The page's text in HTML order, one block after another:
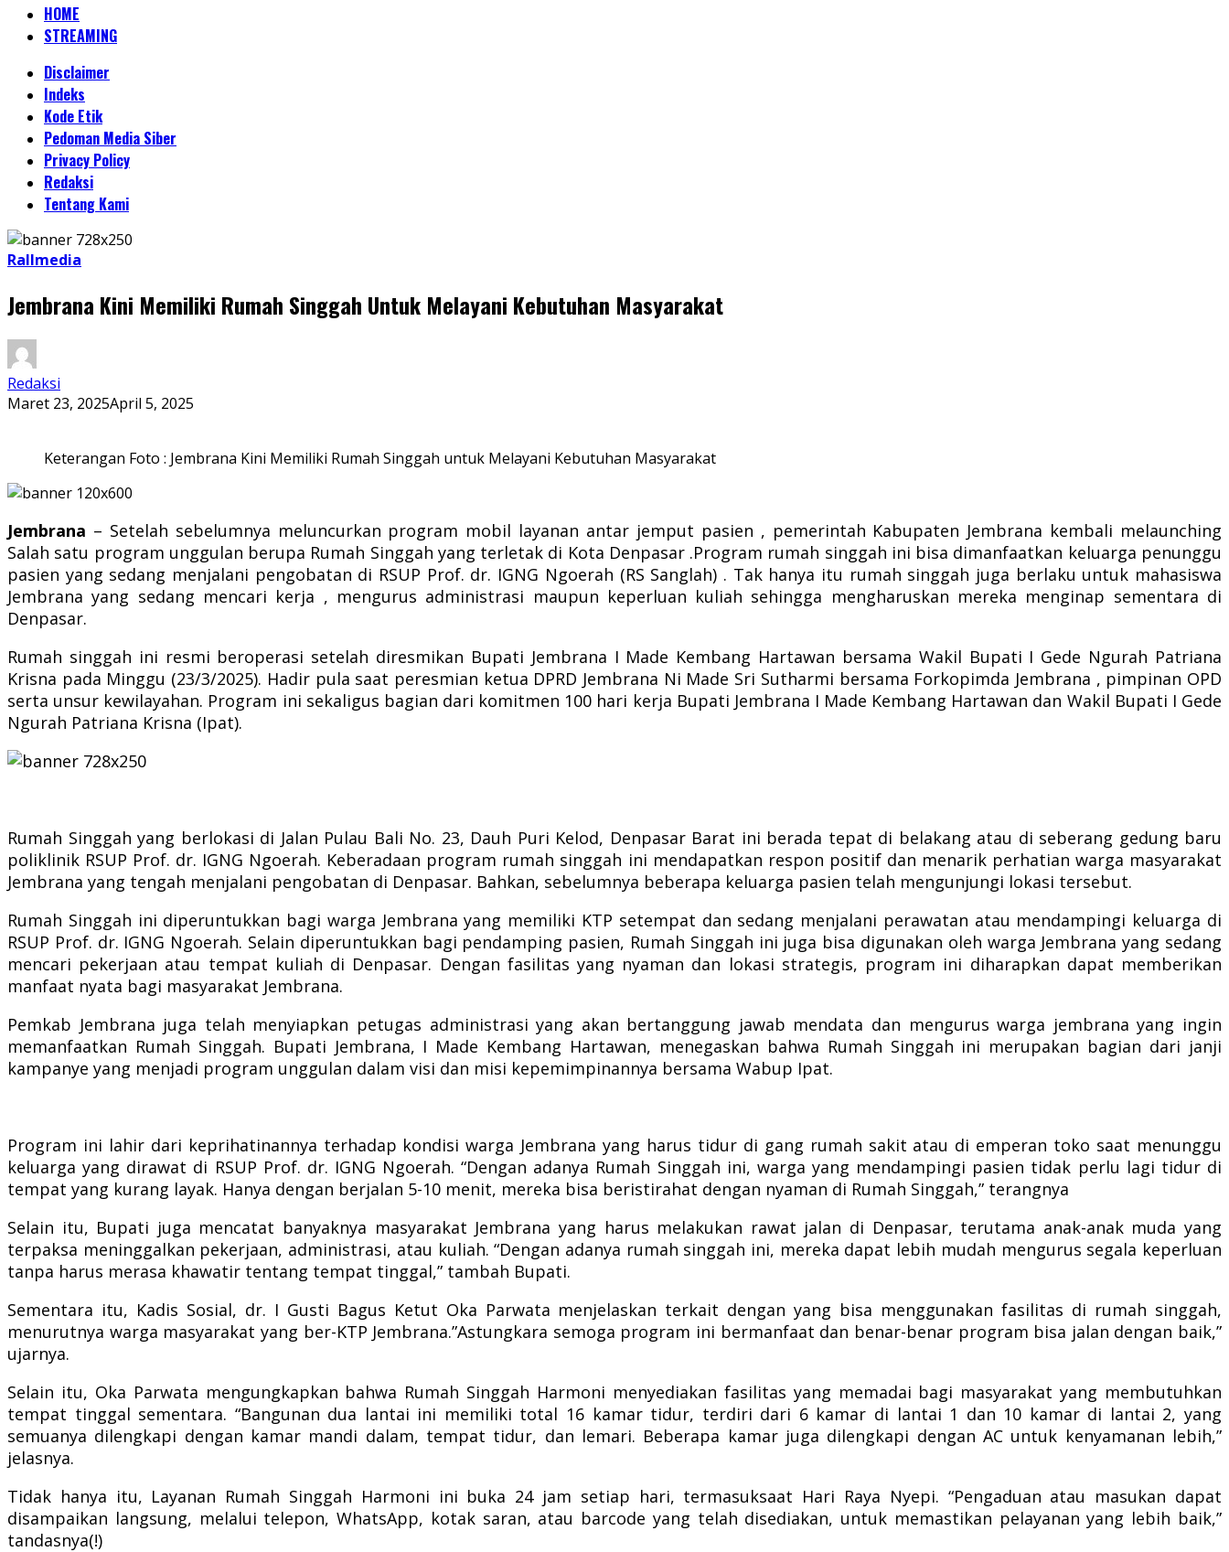
HOME
STREAMING
Disclaimer
Indeks
Kode Etik
Pedoman Media Siber
Privacy Policy
Redaksi
Tentang Kami
Rallmedia
Jembrana Kini Memiliki Rumah Singgah Untuk Melayani Kebutuhan Masyarakat
Redaksi
Maret 23, 2025April 5, 2025
Keterangan Foto : Jembrana Kini Memiliki Rumah Singgah untuk Melayani Kebutuhan Masyarakat
Jembrana – Setelah sebelumnya meluncurkan program mobil layanan antar jemput pasien , pemerintah Kabupaten Jembrana kembali melaunching
Salah satu program unggulan berupa Rumah Singgah yang terletak di Kota Denpasar .Program rumah singgah ini bisa dimanfaatkan keluarga penunggu
pasien yang sedang menjalani pengobatan di RSUP Prof. dr. IGNG Ngoerah (RS Sanglah) . Tak hanya itu rumah singgah juga berlaku untuk mahasiswa
Jembrana yang sedang mencari kerja , mengurus administrasi maupun keperluan kuliah sehingga mengharuskan mereka menginap sementara di
Denpasar.
Rumah singgah ini resmi beroperasi setelah diresmikan Bupati Jembrana I Made Kembang Hartawan bersama Wakil Bupati I Gede Ngurah Patriana
Krisna pada Minggu (23/3/2025). Hadir pula saat peresmian ketua DPRD Jembrana Ni Made Sri Sutharmi bersama Forkopimda Jembrana , pimpinan OPD
serta unsur kewilayahan. Program ini sekaligus bagian dari komitmen 100 hari kerja Bupati Jembrana I Made Kembang Hartawan dan Wakil Bupati I Gede
Ngurah Patriana Krisna (Ipat).
Rumah Singgah yang berlokasi di Jalan Pulau Bali No. 23, Dauh Puri Kelod, Denpasar Barat ini berada tepat di belakang atau di seberang gedung baru
poliklinik RSUP Prof. dr. IGNG Ngoerah. Keberadaan program rumah singgah ini mendapatkan respon positif dan menarik perhatian warga masyarakat
Jembrana yang tengah menjalani pengobatan di Denpasar. Bahkan, sebelumnya beberapa keluarga pasien telah mengunjungi lokasi tersebut.
Rumah Singgah ini diperuntukkan bagi warga Jembrana yang memiliki KTP setempat dan sedang menjalani perawatan atau mendampingi keluarga di
RSUP Prof. dr. IGNG Ngoerah. Selain diperuntukkan bagi pendamping pasien, Rumah Singgah ini juga bisa digunakan oleh warga Jembrana yang sedang
mencari pekerjaan atau tempat kuliah di Denpasar. Dengan fasilitas yang nyaman dan lokasi strategis, program ini diharapkan dapat memberikan
manfaat nyata bagi masyarakat Jembrana.
Pemkab Jembrana juga telah menyiapkan petugas administrasi yang akan bertanggung jawab mendata dan mengurus warga jembrana yang ingin
memanfaatkan Rumah Singgah. Bupati Jembrana, I Made Kembang Hartawan, menegaskan bahwa Rumah Singgah ini merupakan bagian dari janji
kampanye yang menjadi program unggulan dalam visi dan misi kepemimpinannya bersama Wabup Ipat.
Program ini lahir dari keprihatinannya terhadap kondisi warga Jembrana yang harus tidur di gang rumah sakit atau di emperan toko saat menunggu
keluarga yang dirawat di RSUP Prof. dr. IGNG Ngoerah. “Dengan adanya Rumah Singgah ini, warga yang mendampingi pasien tidak perlu lagi tidur di
tempat yang kurang layak. Hanya dengan berjalan 5-10 menit, mereka bisa beristirahat dengan nyaman di Rumah Singgah,” terangnya
Selain itu, Bupati juga mencatat banyaknya masyarakat Jembrana yang harus melakukan rawat jalan di Denpasar, terutama anak-anak muda yang
terpaksa meninggalkan pekerjaan, administrasi, atau kuliah. “Dengan adanya rumah singgah ini, mereka dapat lebih mudah mengurus segala keperluan
tanpa harus merasa khawatir tentang tempat tinggal,” tambah Bupati.
Sementara itu, Kadis Sosial, dr. I Gusti Bagus Ketut Oka Parwata menjelaskan terkait dengan yang bisa menggunakan fasilitas di rumah singgah,
menurutnya warga masyarakat yang ber-KTP Jembrana.”Astungkara semoga program ini bermanfaat dan benar-benar program bisa jalan dengan baik,”
ujarnya.
Selain itu, Oka Parwata mengungkapkan bahwa Rumah Singgah Harmoni menyediakan fasilitas yang memadai bagi masyarakat yang membutuhkan
tempat tinggal sementara. “Bangunan dua lantai ini memiliki total 16 kamar tidur, terdiri dari 6 kamar di lantai 1 dan 10 kamar di lantai 2, yang
semuanya dilengkapi dengan kamar mandi dalam, tempat tidur, dan lemari. Beberapa kamar juga dilengkapi dengan AC untuk kenyamanan lebih,”
jelasnya.
Tidak hanya itu, Layanan Rumah Singgah Harmoni ini buka 24 jam setiap hari, termasuksaat Hari Raya Nyepi. “Pengaduan atau masukan dapat
disampaikan langsung, melalui telepon, WhatsApp, kotak saran, atau barcode yang telah disediakan, untuk memastikan pelayanan yang lebih baik,”
tandasnya(!)